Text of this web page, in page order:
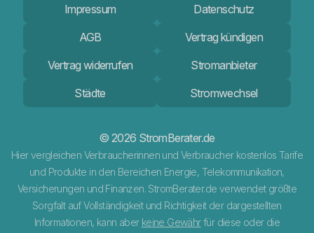
Impressum
Datenschutz
AGB
Vertrag kündigen
Vertrag widerrufen
Stromanbieter
Städte
Stromwechsel
© 2026 StromBerater.de
Hier vergleichen Verbraucherinnen und Verbraucher kostenlos Tarife
und Produkte in den Bereichen Energie, Telekommunikation,
Versicherungen und Finanzen. StromBerater.de verwendet größte
Sorgfalt auf Vollständigkeit und Richtigkeit der dargestellten
Informationen, kann aber keine Gewährfür diese oder die